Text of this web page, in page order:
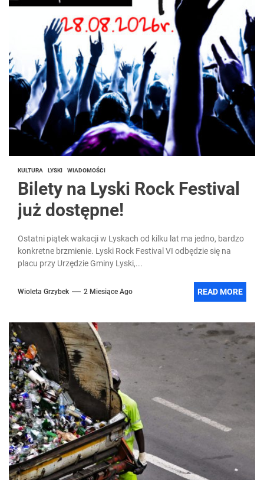
KULTURA LYSKI WIADOMOŚCI
Bilety na Lyski Rock Festival
już dostępne!
Ostatni piątek wakacji w Lyskach od kilku lat ma jedno, bardzo
konkretne brzmienie. Lyski Rock Festival VI odbędzie się na
placu przy Urzędzie Gminy Lyski,...
Wioleta Grzybek 2 Miesiące Ago READ MORE